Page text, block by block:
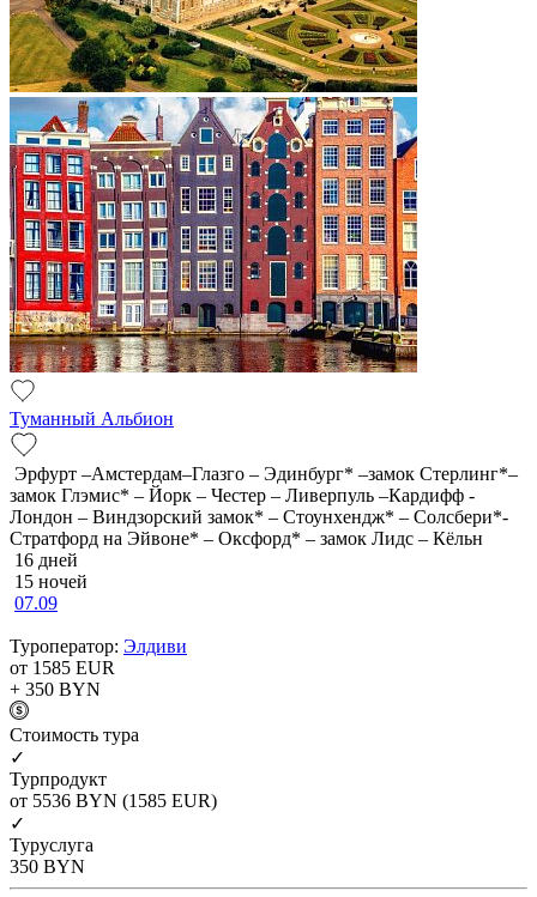
Туманный Альбион
Эрфурт –Амстердам–Глазго – Эдинбург* –замок Стерлинг*–
замок Глэмис* – Йорк – Честер – Ливерпуль –Кардифф -
Лондон – Виндзорский замок* – Стоунхендж* – Солсбери*-
Стратфорд на Эйвоне* – Оксфорд* – замок Лидс – Кёльн
16 дней
15 ночей
07.09
Туроператор: Элдиви
от 1585 EUR
+ 350 BYN
Cтоимость тура
✓
Турпродукт
от 5536 BYN (1585 EUR)
✓
Туруслуга
350 BYN